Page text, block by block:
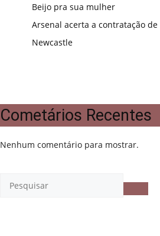
Beijo pra sua mulher
Arsenal acerta a contratação
Newcastle
Cometários Recentes
Nenhum comentário para mostrar.